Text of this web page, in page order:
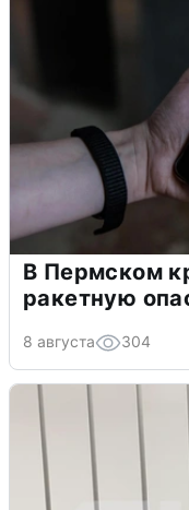
В Пермском
ракетную
8 августа 304